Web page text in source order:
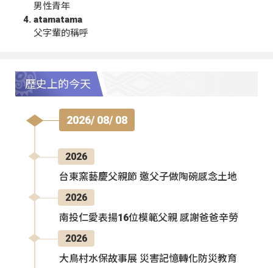
男性青年
atamatama
父字輩的稱呼
歷史上的今天
2026/ 08/ 08
2026
台東窯藝慶父親節 邀父子做陶碗感念土地
2026
南投仁愛表揚16位模範父親 感謝爸爸辛勞
2026
大鳥村水保故事展 災害記憶轉化防災教育